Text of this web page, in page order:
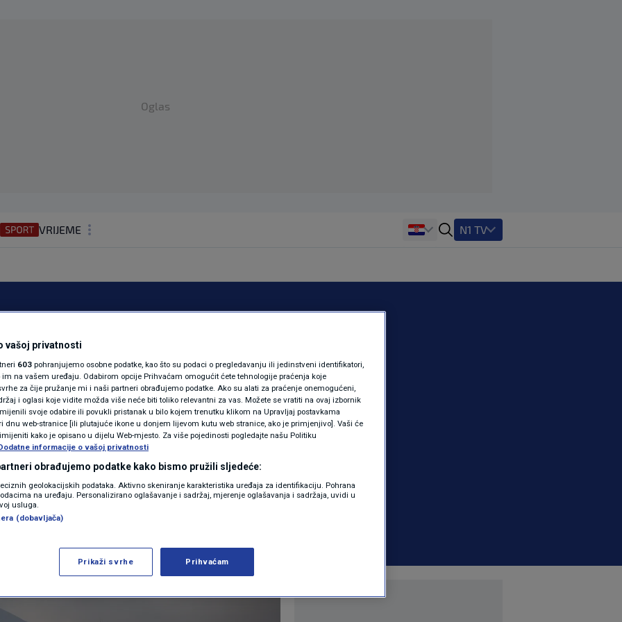
Oglas
VRIJEME
REGIJA
MAGAZIN
KOLUMNE
N1(DIS)INFO
KLIMATSKE PROMJENE
FOTO
VIDEO
N1 TV
odustalo od
jer im se država
10:52 VIJESTI 0 komentara
Više
vašoj privatnosti
603 pohranjujemo osobne podatke, kao što su podaci o pregledavanju ili jedinstveni identifikatori,
na vašem uređaju. Odabirom opcije Prihvaćam omogućit ćete tehnologije praćenja koje
za čije pružanje mi i naši partneri obrađujemo podatke. Ako su alati za praćenje onemogućeni,
i oglasi koje vidite možda više neće biti toliko relevantni za vas. Možete se vratiti na ovaj izbornik
svoje odabire ili povukli pristanak u bilo kojem trenutku klikom na Upravljaj postavkama
dnu web-stranice [ili plutajuće ikone u donjem lijevom kutu web stranice, ako je primjenjivo]. Vaši će
kako je opisano u dijelu Web-mjesto. Za više pojedinosti pogledajte našu Politiku
informacije o vašoj privatnosti
obrađujemo podatke kako bismo pružili sljedeće:
geolokacijskih podataka. Aktivno skeniranje karakteristika uređaja za identifikaciju. Pohrana
na uređaju. Personalizirano oglašavanje i sadržaj, mjerenje oglašavanja i sadržaja, uvidi u
usluga.
(dobavljača)
Prikaži svrhe Prihvaćam